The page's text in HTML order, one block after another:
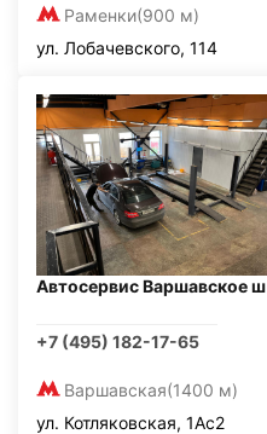
Раменки(900 м)
ул. Лобачевского, 114
Автосервис Варшавское ш
+7 (495) 182-17-65
Варшавская(1400 м)
ул. Котляковская, 1Ас2